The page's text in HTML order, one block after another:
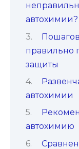
автохимии?
правильно
защиты
автохимии
автохимию